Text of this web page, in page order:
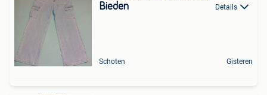
Bieden Details
Schoten Gisteren